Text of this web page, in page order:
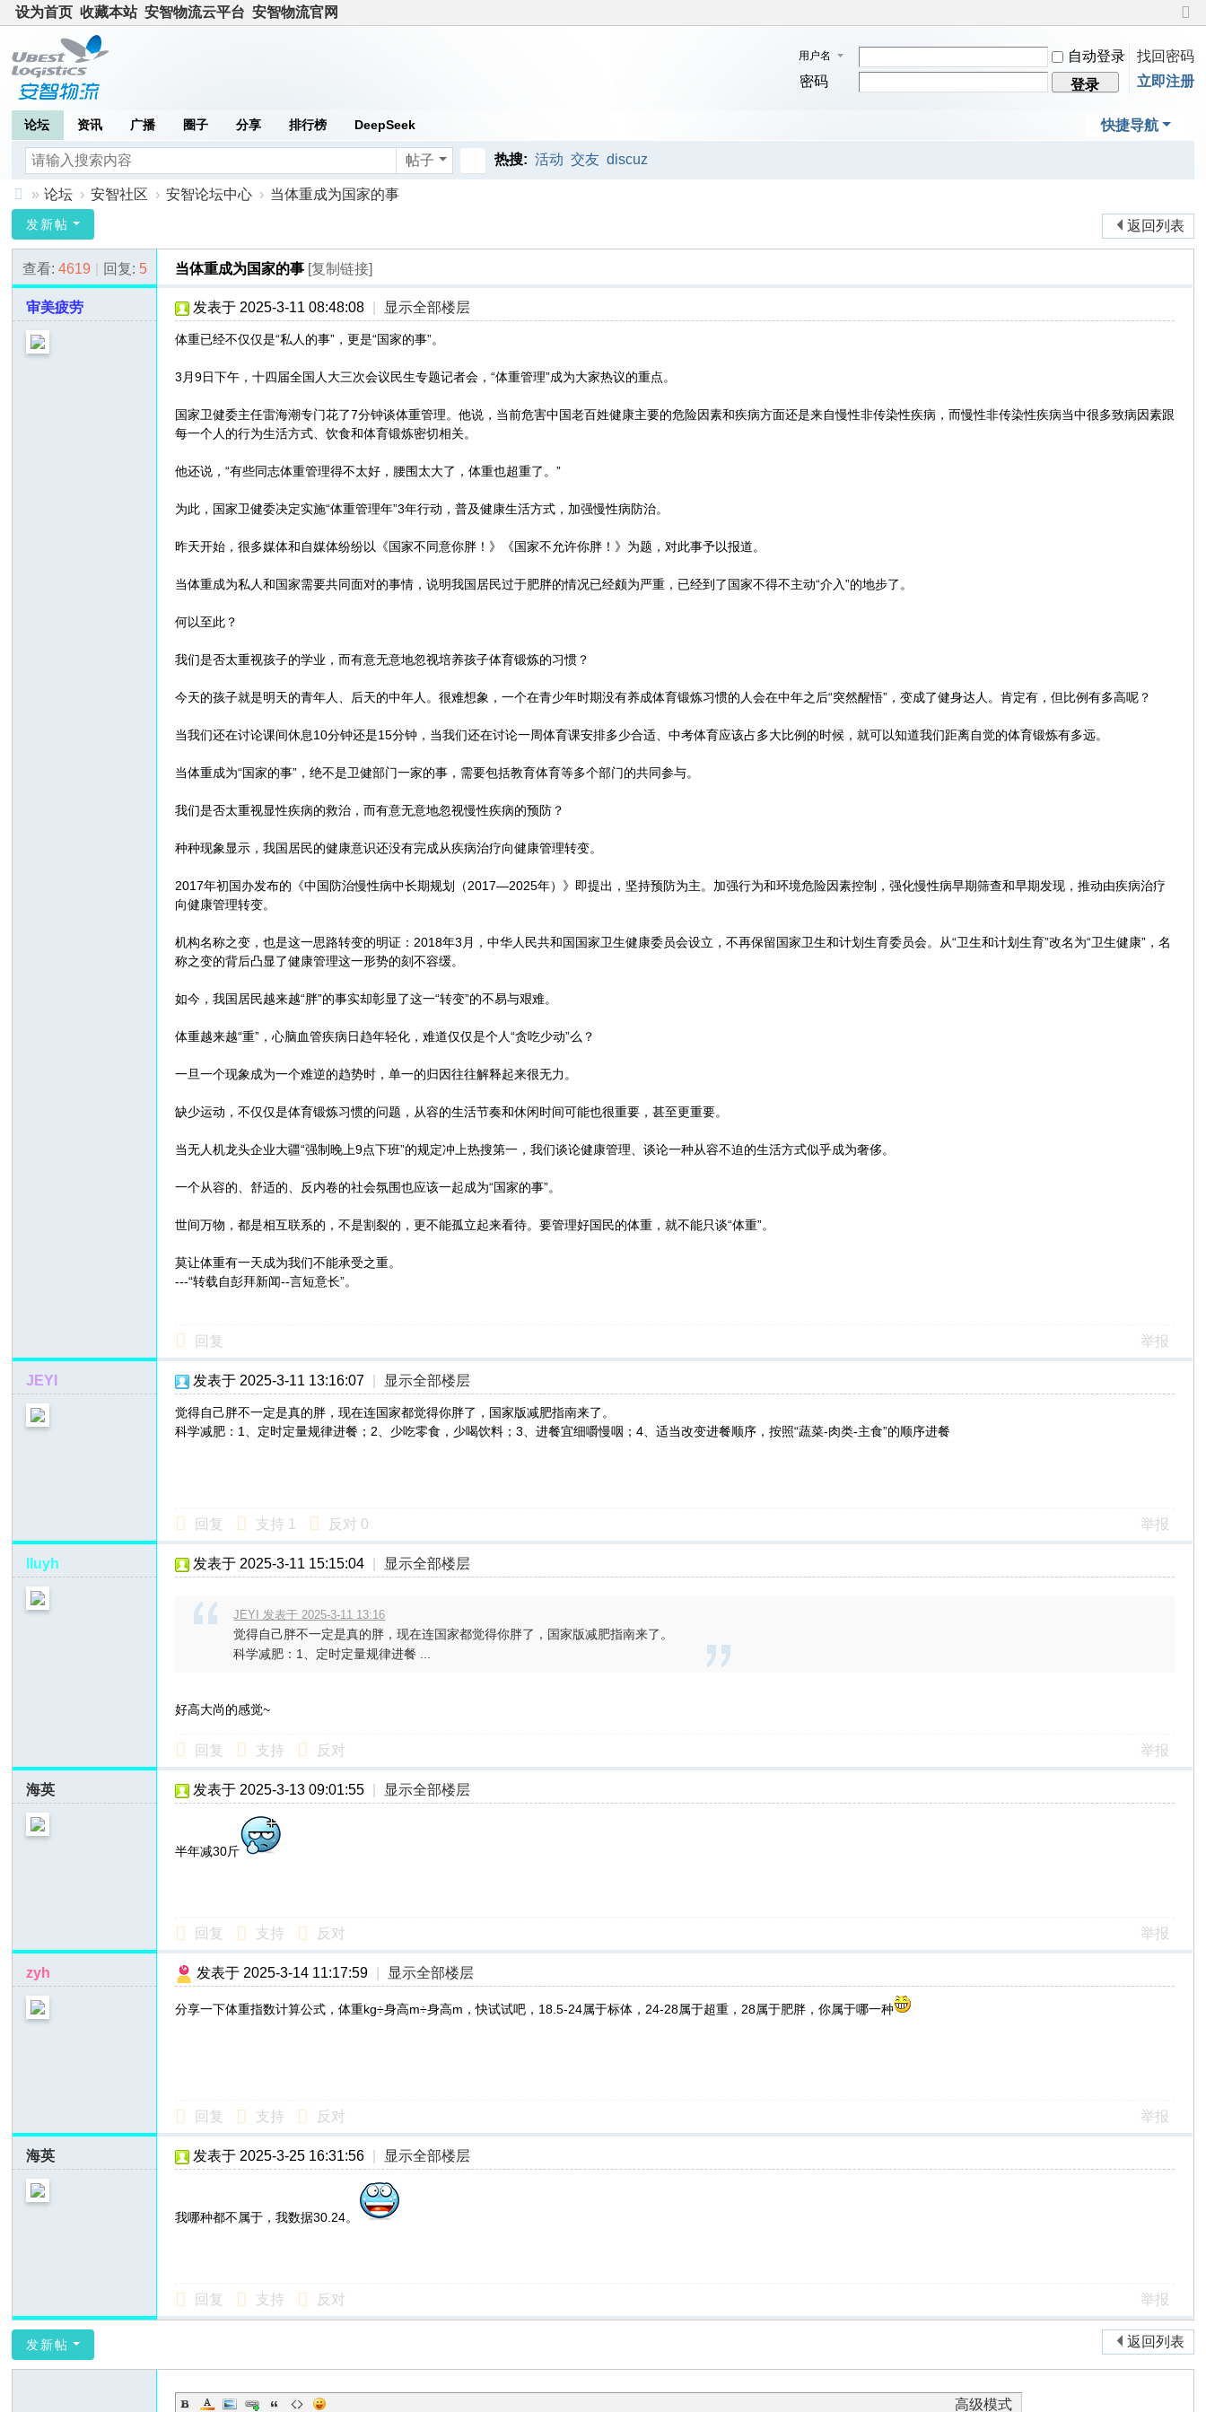
设为首页 收藏本站 安智物流云平台 安智物流官网
切
换
到
窄
版
用户名 自动登录
找回密码
密码
登录 立即注册
快捷导航
论坛 资讯 广播 圈子 分享 排行榜 DeepSeek
帖子 热搜: 活动 交友 discuz
智
社
区
» 论坛 › 安智社区 › 安智论坛中心 › 当体重成为国家的事
返回列表
发新帖
查看: 4619 回复: 5 当体重成为国家的事 [复制链接]
审美疲劳 发表于 2025-3-11 08:48:08 显示全部楼层
体重已经不仅仅是“私人的事”，更是“国家的事”。
3月9日下午，十四届全国人大三次会议民生专题记者会，“体重管理”成为大家热议的重点。
国家卫健委主任雷海潮专门花了7分钟谈体重管理。他说，当前危害中国老百姓健康主要的危险因素和疾病方面还是来自慢性非传染性疾病，而慢性非传染性疾病当中很多致病因素跟
每一个人的行为生活方式、饮食和体育锻炼密切相关。
他还说，“有些同志体重管理得不太好，腰围太大了，体重也超重了。”
为此，国家卫健委决定实施“体重管理年”3年行动，普及健康生活方式，加强慢性病防治。
昨天开始，很多媒体和自媒体纷纷以《国家不同意你胖！》《国家不允许你胖！》为题，对此事予以报道。
当体重成为私人和国家需要共同面对的事情，说明我国居民过于肥胖的情况已经颇为严重，已经到了国家不得不主动“介入”的地步了。
何以至此？
我们是否太重视孩子的学业，而有意无意地忽视培养孩子体育锻炼的习惯？
今天的孩子就是明天的青年人、后天的中年人。很难想象，一个在青少年时期没有养成体育锻炼习惯的人会在中年之后“突然醒悟”，变成了健身达人。肯定有，但比例有多高呢？
当我们还在讨论课间休息10分钟还是15分钟，当我们还在讨论一周体育课安排多少合适、中考体育应该占多大比例的时候，就可以知道我们距离自觉的体育锻炼有多远。
当体重成为“国家的事”，绝不是卫健部门一家的事，需要包括教育体育等多个部门的共同参与。
我们是否太重视显性疾病的救治，而有意无意地忽视慢性疾病的预防？
种种现象显示，我国居民的健康意识还没有完成从疾病治疗向健康管理转变。
2017年初国办发布的《中国防治慢性病中长期规划（2017—2025年）》即提出，坚持预防为主。加强行为和环境危险因素控制，强化慢性病早期筛查和早期发现，推动由疾病治疗
向健康管理转变。
机构名称之变，也是这一思路转变的明证：2018年3月，中华人民共和国国家卫生健康委员会设立，不再保留国家卫生和计划生育委员会。从“卫生和计划生育”改名为“卫生健康”，名
称之变的背后凸显了健康管理这一形势的刻不容缓。
如今，我国居民越来越“胖”的事实却彰显了这一“转变”的不易与艰难。
体重越来越“重”，心脑血管疾病日趋年轻化，难道仅仅是个人“贪吃少动”么？
一旦一个现象成为一个难逆的趋势时，单一的归因往往解释起来很无力。
缺少运动，不仅仅是体育锻炼习惯的问题，从容的生活节奏和休闲时间可能也很重要，甚至更重要。
当无人机龙头企业大疆“强制晚上9点下班”的规定冲上热搜第一，我们谈论健康管理、谈论一种从容不迫的生活方式似乎成为奢侈。
一个从容的、舒适的、反内卷的社会氛围也应该一起成为“国家的事”。
世间万物，都是相互联系的，不是割裂的，更不能孤立起来看待。要管理好国民的体重，就不能只谈“体重”。
莫让体重有一天成为我们不能承受之重。
---“转载自彭拜新闻--言短意长”。
回复 举报
JEYI 发表于 2025-3-11 13:16:07 显示全部楼层
觉得自己胖不一定是真的胖，现在连国家都觉得你胖了，国家版减肥指南来了。
科学减肥：1、定时定量规律进餐；2、少吃零食，少喝饮料；3、进餐宜细嚼慢咽；4、适当改变进餐顺序，按照“蔬菜-肉类-主食”的顺序进餐
回复 支持 1 反对 0 举报
lIuyh 发表于 2025-3-11 15:15:04 显示全部楼层
JEYI 发表于 2025-3-11 13:16
觉得自己胖不一定是真的胖，现在连国家都觉得你胖了，国家版减肥指南来了。
科学减肥：1、定时定量规律进餐 ...
好高大尚的感觉~
回复 支持 反对 举报
海英 发表于 2025-3-13 09:01:55 显示全部楼层
半年减30斤
回复 支持 反对 举报
zyh 发表于 2025-3-14 11:17:59 显示全部楼层
分享一下体重指数计算公式，体重kg÷身高m÷身高m，快试试吧，18.5-24属于标体，24-28属于超重，28属于肥胖，你属于哪一种
回复 支持 反对 举报
海英 发表于 2025-3-25 16:31:56 显示全部楼层
我哪种都不属于，我数据30.24。
回复 支持 反对 举报
返回列表
发新帖
高级模式